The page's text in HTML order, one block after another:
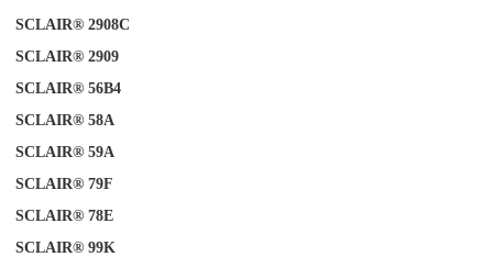
SCLAIR® 2908C
SCLAIR® 2909
SCLAIR® 56B4
SCLAIR® 58A
SCLAIR®59A
SCLAIR®79F
SCLAIR® 78E
SCLAIR® 99K